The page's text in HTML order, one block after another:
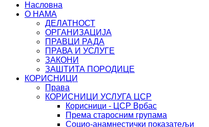
Насловна
О НАМА
ДЕЛАТНОСТ
ОРГАНИЗАЦИЈА
ПРАВЦИ РАДА
ПРАВА И УСЛУГЕ
ЗАКОНИ
ЗАШТИТА ПОРОДИЦЕ
КОРИСНИЦИ
Права
КОРИСНИЦИ УСЛУГА ЦСР
Корисници - ЦСР Врбас
Према старосним групама
Социо-анамнестички показатељи